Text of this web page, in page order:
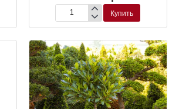
Лавр
благородный
Купить